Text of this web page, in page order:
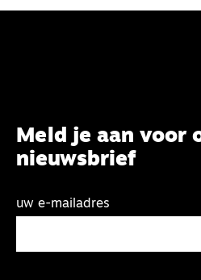
Meld je aan voor
nieuwsbrief
uw e-mailadres